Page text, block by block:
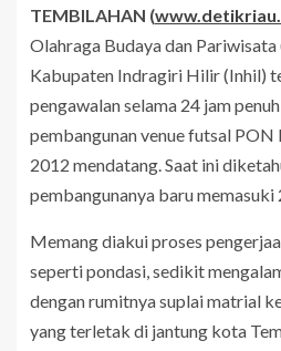
TEMBILAHAN (
Olahraga Budaya dan
Kabupaten Indragiri Hilir (Inhil)
pengawalan selama 24 jam
pembangunan venue futsal
2012 mendatang. Saat ini
pembangunanya baru memasuki
Memang diakui proses
seperti pondasi, sedikit
dengan rumitnya suplai matrial
yang terletak di jantung kota